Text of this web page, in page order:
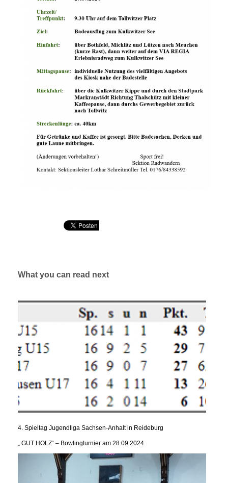
What you can read next
4. Spieltag Jugendliga Sachsen-Anhalt in Reideburg
„ GUT HOLZ“ – Bowlingturnier am 28.09.2024